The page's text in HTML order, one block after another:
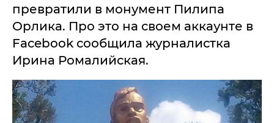
превратили в монумент Пилипа
Орлика. Про это на своем аккаунте в
Facebook сообщила журналистка
Ирина Ромалийская.